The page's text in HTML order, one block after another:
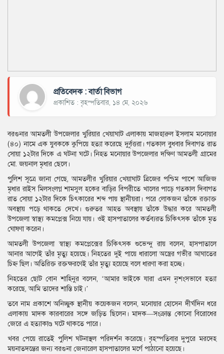
প্রতিবেদক : বার্তা বিভাগ
প্রকাশিত : বৃহস্পতিবার, ১৪ মে, ২০২৬
বরগুনার আমতলী উপজেলার খুরিয়ার খেয়াঘাট এলাকায় মাজহারুল ইসলাম মনোয়ার
(৪০) নামে এক যুবককে কুপিয়ে হত্যা করেছে দুর্বৃত্তরা। গতকাল বুধবার দিবাগত রাত
সোয়া ১২টার দিকে এ ঘটনা ঘটে। নিহত মনোয়ার উপজেলার দক্ষিণ আমতলী গ্রামের
মো. জয়নাল মৃধার ছেলে।
পুলিশ সূত্রে জানা গেছে, আমতলীর খুরিয়ার খেয়াঘাট ব্রিজের পশ্চিম পাশে আজিজ
মৃধার রাইস মিলসংলগ্ন শামসুল হকের বাড়ির বিপরীতে খালের পাড়ে গতকাল দিবাগত
রাত সোয়া ১২টার দিকে চিৎকারের শব্দ পায় স্থানীয়রা। পরে লোকজন তাঁকে রক্তাক্ত
অবস্থায় পড়ে থাকতে দেখে। গুরুতর আহত অবস্থায় তাঁকে উদ্ধার করে আমতলী
উপজেলা স্বাস্থ্য কমপ্লেক্স নিয়ে যায়। ওই হাসপাতালের কর্তব্যরত চিকিৎসক তাঁকে মৃত
ঘোষণা করেন।
আমতলী উপজেলা স্বাস্থ্য কমপ্লেক্সের চিকিৎসক শুভেন্দু রায় বলেন, হাসপাতালে
আনার আগেই তাঁর মৃত্যু হয়েছে। নিহতের দুই পায়ে ধারালো অস্ত্রের গভীর আঘাতের
চিহ্ন ছিল। অতিরিক্ত রক্তক্ষরণেই তাঁর মৃত্যু হয়েছে বলে ধারণা করা হচ্ছে।
নিহতের ছোট বোন শাহিনুর বলেন, ‘আমার ভাইকে যারা এমন নৃশংসভাবে হত্যা
করেছে, আমি তাদের শাস্তি চাই।’
তবে নাম প্রকাশে অনিচ্ছুক স্থানীয় কয়েকজন বলেন, মনোয়ার হোসেন দীর্ঘদিন ধরে
এলাকায় মাদক কারবারের সঙ্গে জড়িত ছিলেন। মাদক—সংক্রান্ত কোনো বিরোধের
জেরে এ হত্যাকাণ্ড ঘটে থাকতে পারে।
খবর পেয়ে রাতেই পুলিশ ঘটনাস্থল পরিদর্শন করেছে। বৃহস্পতিবার দুপুরে মরদেহ
ময়নাতদন্তের জন্য বরগুনা জেনারেল হাসপাতালের মর্গে পাঠানো হয়েছে।